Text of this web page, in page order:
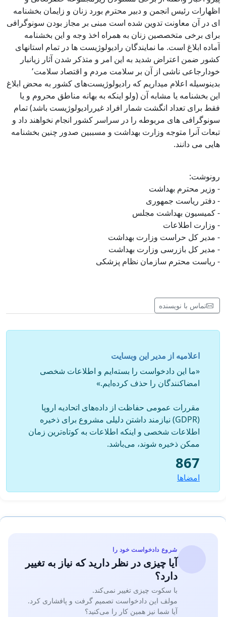
اظهارات رئیس انجمن و دبیر محترم بورد زنان و زایمان بخشنامه
ای در آن معاونت تدوین شده است مبنی بر مجاز بودن سونوگرافی
برای برخی متخصصین زنان به همراه اخذ وجه و این بخشنامه
آماده ابلاغ است. ما نمایندگان رادیولوژیست ها در تمام استانهای
کشور ضمن اعتراض شدید به این امر و متذکر شدن آثار زیانبار
خودارجاعی ناشی از آن بر سلامت مردم و اقتصاد سلامت٬
بدینوسیله اعلام میداریم که رادیولوژیست‌های کشور به محض ابلاغ
این بخشنامه یا مشابه آن (ولو اینکه به بهانه مناطق محروم و یا
فقط برای تعداد انگشت شمار افراد غیررادیولوژیست باشد) تمام
سونوگرافی های مربوطه را در سراسر کشور انجام نخواهند داد و
تبعات آنرا متوجه وزارت بهداشت و مسببین صدور چنین بخشنامه
هایی می دانند.
رونوشت:
- وزیر محترم بهداشت
- دفتر ریاست جمهوری
- کمیسیون بهداشت مجلس
- وزارت اطلاعات
- مدیر کل حراست وزارت بهداشت
- مدیر کل بازرسی وزارت بهداشت
- ریاست محترم سازمان نظام پزشکی
تماس با نویسنده
اعلامیه از مدیر این وبسایت
«ما این دادخواست را بسته‌ایم و اطلاعات شخصی
امضاکنندگان را حذف کرده‌ایم.»
مقررات عمومی حفاظت از داده‌های اتحادیه اروپا
(GDPR) نیازمند داشتن دلیلی مشروع برای ذخیره
اطلاعات شخصی و اینکه اطلاعات به کوتاه‌ترین زمان
ممکن ذخیره شوند، می‌باشد.
867
امضاها
شروع دادخواست خود را
آیا چیزی در نظر دارید که نیاز به تغییر
دارد؟
با سکوت چیزی تغییر نمی‌کند.
مولف این دادخواست تصمیم گرفت و پافشاری کرد.
آیا شما نیز همین کار را می‌کنید؟